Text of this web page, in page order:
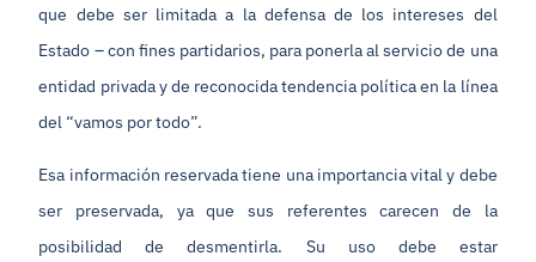
que debe ser limitada a la defensa de los intereses del
Estado – con fines partidarios, para ponerla al servicio de una
entidad privada y de reconocida tendencia política en la línea
del “vamos por todo”.
Esa información reservada tiene una importancia vital y debe
ser preservada, ya que sus referentes carecen de la
posibilidad de desmentirla. Su uso debe estar